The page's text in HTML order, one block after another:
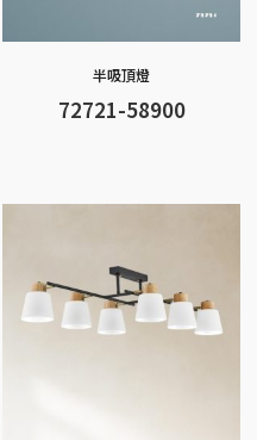
半吸頂燈
72721-58900